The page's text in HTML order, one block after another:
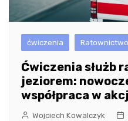
ćwiczenia Ratownictwo
Ćwiczenia służb
jeziorem:
współpraca w
Wojciech Kowalczyk